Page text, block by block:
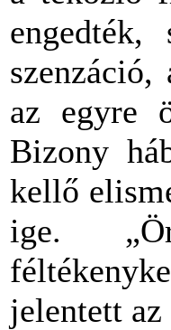
az egyre
Bizony
kellő
ige.
jelentett az